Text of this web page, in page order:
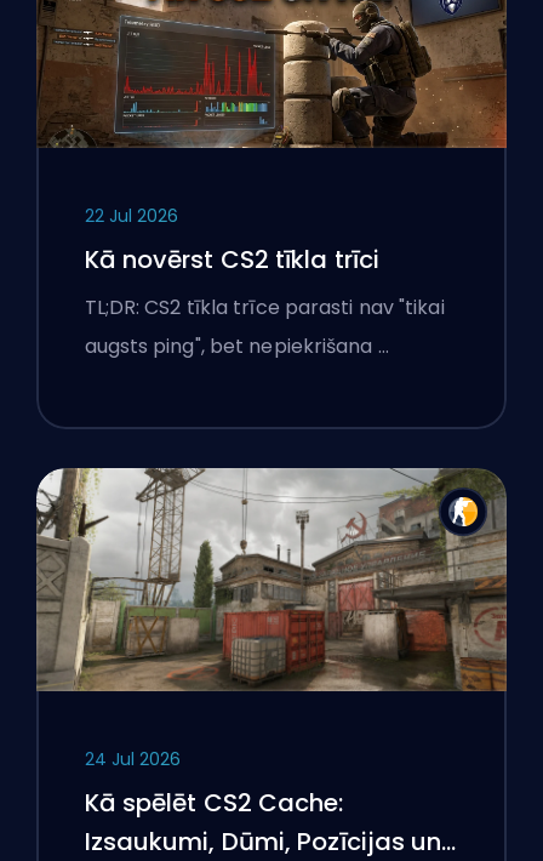
22 Jul 2026
Kā novērst CS2 tīkla trīci
TL;DR: CS2 tīkla trīce parasti nav "tikai
augsts ping", bet nepiekrišana …
24 Jul 2026
Kā spēlēt CS2 Cache:
Izsaukumi, Dūmi, Pozīcijas un